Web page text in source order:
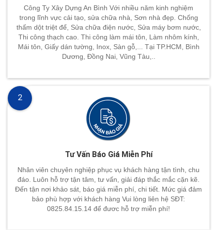
Công Ty Xây Dựng An Bình Với nhiều năm kinh nghiệm
trong lĩnh vực cải tạo, sửa chữa nhà, Sơn nhà đẹp. Chống
thấm dột triệt để, Sửa chữa điện nước, Sửa máy bơm nước,
Thi công thạch cao. Thi công làm mái tôn, Làm nhôm kính,
Mái tôn, Giấy dán tường, Inox, Sàn gỗ,... Tại TP.HCM, Bình
Dương, Đồng Nai, Vũng Tàu,..
Tư Vấn Báo Giá Miễn Phí
Nhân viên chuyên nghiệp phục vụ khách hàng tận tình, chu
đáo. Luôn hỗ trợ tận tâm, tư vấn, giải đáp thắc mắc cặn kẽ.
Đến tận nơi khảo sát, báo giá miễn phí, chi tiết. Mức giá đảm
bảo phù hợp với khách hàng Vui lòng liên hệ SĐT:
0825.84.15.14 để đươc hỗ trợ miễn phí!
2